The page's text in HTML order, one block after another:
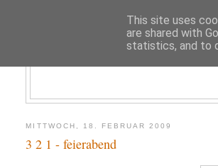
MITTWOCH, 18. FEBRUAR 2009
3 2 1 - feierabend
This site uses
are shared with
statistics, and to